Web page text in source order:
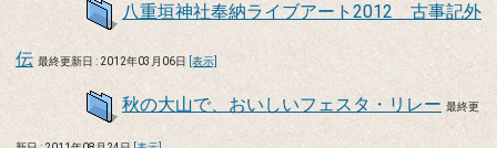
八重垣神社奉納ライブアート2012 古事記外
伝 最終更新日 : 2012年03月06日 [表示]
秋の大山で、おいしいフェスタ・リレー 最終更